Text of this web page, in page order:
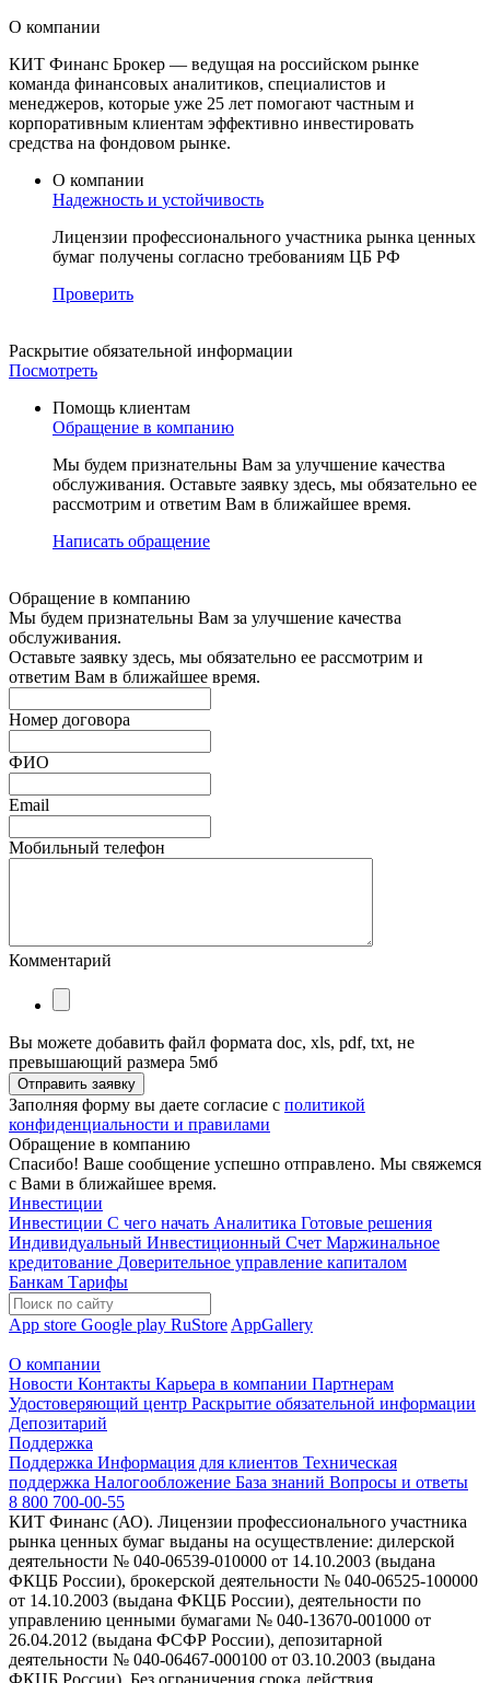
О компании
КИТ Финанс Брокер — ведущая на российском рынке
команда финансовых аналитиков, специалистов и
менеджеров, которые уже 25 лет помогают частным и
корпоративным клиентам эффективно инвестировать
средства на фондовом рынке.
О компании
Надежность и устойчивость
Лицензии профессионального участника рынка ценных
бумаг получены согласно требованиям ЦБ РФ
Проверить
Раскрытие обязательной информации
Посмотреть
Помощь клиентам
Обращение в компанию
Мы будем признательны Вам за улучшение качества
обслуживания. Оставьте заявку здесь, мы обязательно ее
рассмотрим и ответим Вам в ближайшее время.
Написать обращение
Обращение в компанию
Мы будем признательны Вам за улучшение качества
обслуживания.
Оставьте заявку здесь, мы обязательно ее рассмотрим и
ответим Вам в ближайшее время.
Номер договора
ФИО
Email
Мобильный телефон
Комментарий
Вы можете добавить файл формата doc, xls, pdf, txt, не
превышающий размера 5мб
Отправить заявку
Заполняя форму вы даете согласие с политикой
конфиденциальности и правилами
Обращение в компанию
Спасибо! Ваше сообщение успешно отправлено. Мы свяжемся
с Вами в ближайшее время.
Инвестиции
Инвестиции С чего начать Аналитика Готовые решения
Индивидуальный Инвестиционный Счет Маржинальное
кредитование Доверительное управление капиталом
Банкам Тарифы
App store Google play RuStore AppGallery
О компании
Новости Контакты Карьера в компании Партнерам
Удостоверяющий центр Раскрытие обязательной информации
Депозитарий
Поддержка
Поддержка Информация для клиентов Техническая
поддержка Налогообложение База знаний Вопросы и ответы
8 800 700-00-55
КИТ Финанс (АО). Лицензии профессионального участника
рынка ценных бумаг выданы на осуществление: дилерской
деятельности № 040-06539-010000 от 14.10.2003 (выдана
ФКЦБ России), брокерской деятельности № 040-06525-100000
от 14.10.2003 (выдана ФКЦБ России), деятельности по
управлению ценными бумагами № 040-13670-001000 от
26.04.2012 (выдана ФСФР России), депозитарной
деятельности № 040-06467-000100 от 03.10.2003 (выдана
ФКЦБ России). Без ограничения срока действия.